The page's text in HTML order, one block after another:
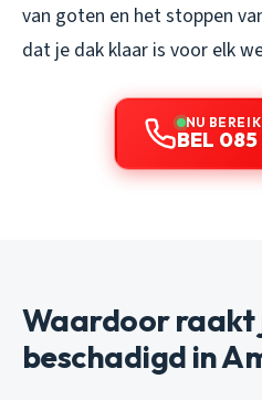
van goten en het stoppen
dat je dak klaar is voor elk
NU
BEL 085
Waardoor raakt
beschadigd in